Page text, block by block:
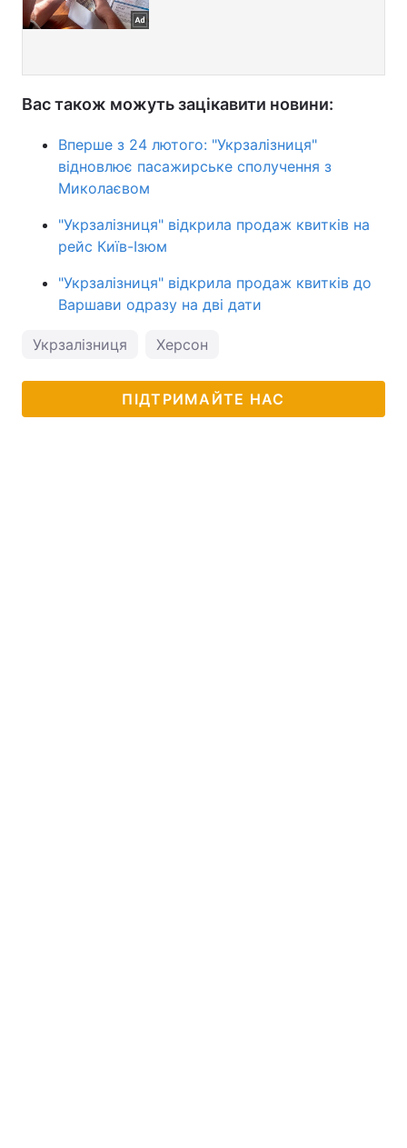
Вас також можуть зацікавити новини:
Вперше з 24 лютого: "Укрзалізниця"
відновлює пасажирське сполучення з
Миколаєвом
"Укрзалізниця" відкрила продаж квитків на
рейс Київ-Ізюм
"Укрзалізниця" відкрила продаж квитків до
Варшави одразу на дві дати
Укрзалізниця Херсон
ПІДТРИМАЙТЕ НАС